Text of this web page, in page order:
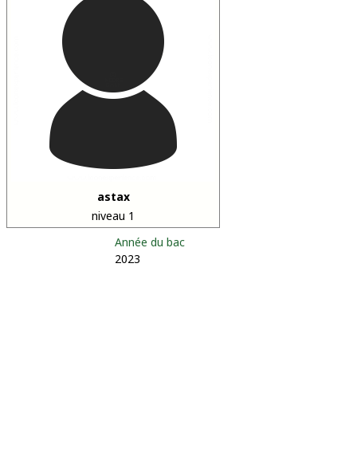
astax
niveau 1
Année du bac
2023